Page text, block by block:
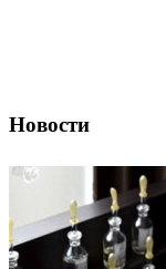
Новости